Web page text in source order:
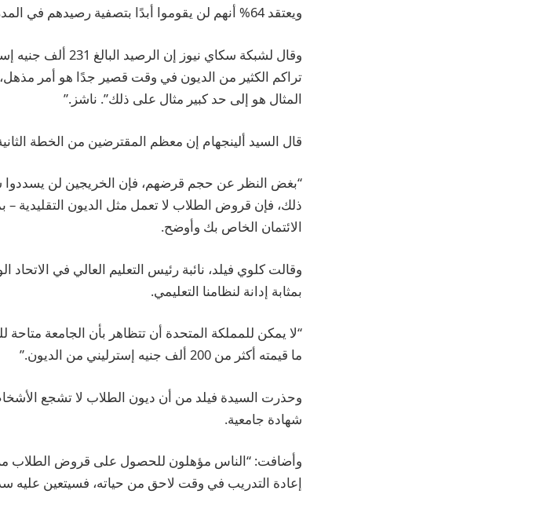
ويعتقد 64% أنهم لن يقوموا أبدًا بتصفية رصيدهم في المدرسة. ممتلىء.
وقال لشبكة سكاي
تراكم الكثير من الديون في وقت قصير جدًا هو أمر
المثال هو إلى حد كبير مثال على ذلك”. ناشز.”
قال السيد ألينجهام إن معظم المقترضين من الخطة الثانية تم مسح
ذلك، فإن قروض الطلاب لا تعمل مثل الديون التقليدية
الائتمان الخاص بك وأوضح.
وقالت كلوي فيلد، نائبة رئيس التعليم العالي في
بمثابة إدانة لنظامنا التعليمي.
“لا يمكن للمملكة المتحدة أن تتظاهر بأن الجامعة
ما قيمته أكثر من 200 ألف جنيه إسترليني من الديون.”
وحذرت السيدة فيلد من أن ديون الطلاب لا تشجع
شهادة جامعية.
وأضافت: “الناس مؤهلون للحصول على قروض الطلاب
إعادة التدريب في وقت لاحق من حياته، فسيتعين عليه